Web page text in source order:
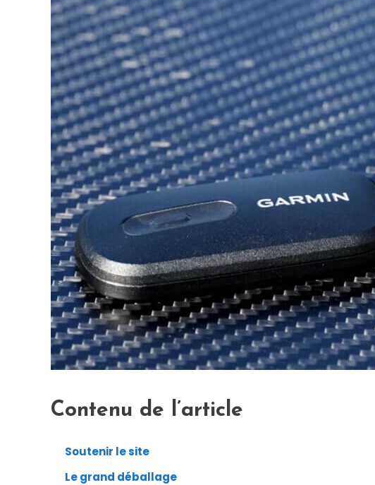
Contenu de l’article
Soutenir le site
Le grand déballage